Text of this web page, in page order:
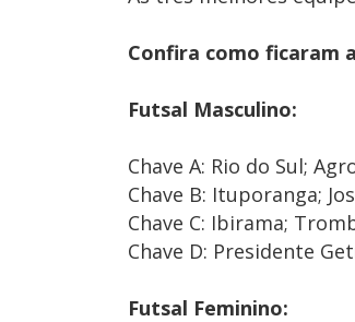
Confira como ficaram
Futsal Masculino:
Chave A: Rio do Sul;
Chave B: Ituporanga;
Chave C: Ibirama;
Chave D: Presidente
Futsal Feminino: